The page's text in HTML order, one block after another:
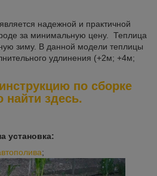
надежной и практичной
за минимальную цену. Теплица
зиму. В данной модели теплицы
удлинения (+2м; +4м;
по сборке
найти здесь.
установка:
;